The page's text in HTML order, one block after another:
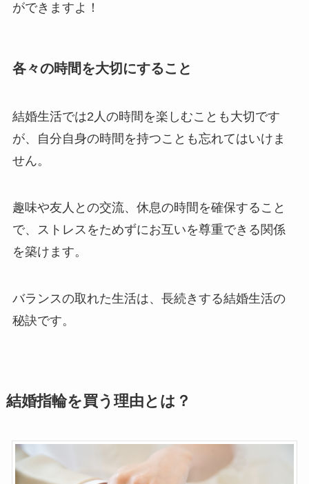
ができますよ！
各々の時間を大切にすること
結婚生活では2人の時間を楽しむことも大切です
が、自分自身の時間を持つことも忘れてはいけま
せん。
趣味や友人との交流、休息の時間を確保すること
で、ストレスをためずにお互いを尊重できる関係
を築けます。
バランスの取れた生活は、長続きする結婚生活の
秘訣です。
結婚指輪を買う理由とは？